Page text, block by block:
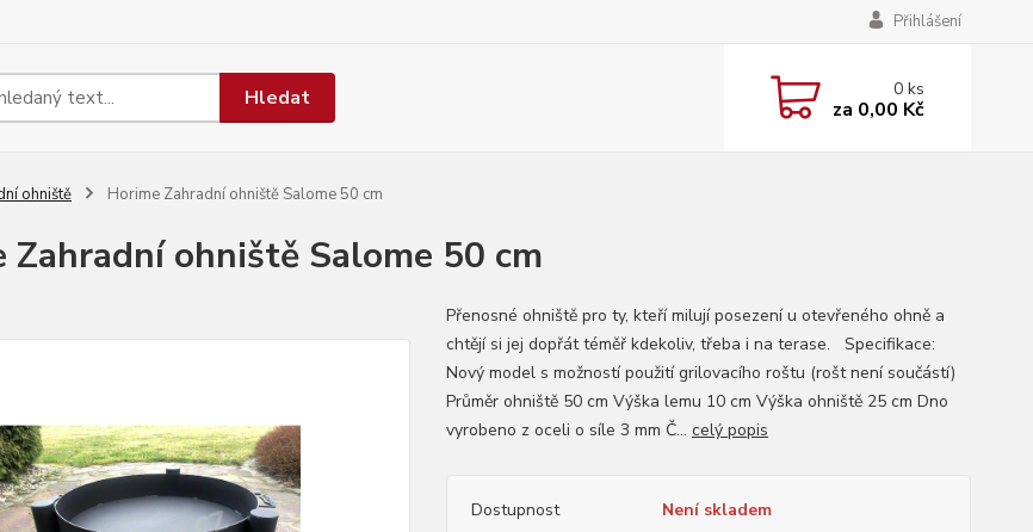
Přihlášení
Hledat 0ks
za 0,00 Kč
ohniště Horime Zahradní ohniště Salome 50 cm
Zahradní ohniště Salome 50 cm
Přenosné ohniště pro ty, kteří milují posezení u otevřeného ohně a
chtějí si jej dopřát téměř kdekoliv, třeba i na terase. Specifikace:
Nový model s možností použití grilovacího roštu (rošt není součástí)
Průměr ohniště 50 cm Výška lemu 10 cm Výška ohniště 25 cm Dno
vyrobeno z oceli o síle 3 mm Č... celý popis
Dostupnost Není skladem